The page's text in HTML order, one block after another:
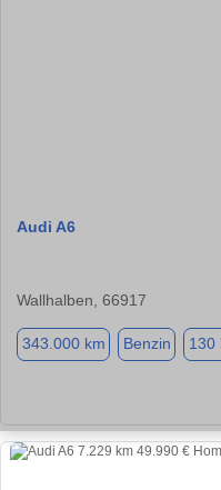
Audi A6
Wallhalben, 66917
343.000 km Benzin 130